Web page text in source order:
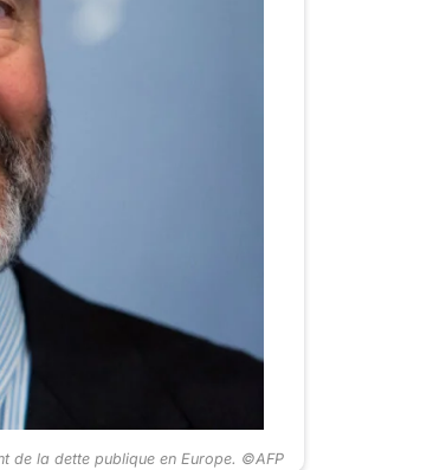
de la dette publique en Europe. ©AFP